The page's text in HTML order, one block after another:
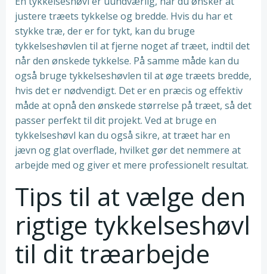
justere træets tykkelse og bredde. Hvis du har et
stykke træ, der er for tykt, kan du bruge
tykkelseshøvlen til at fjerne noget af træet, indtil det
når den ønskede tykkelse. På samme måde kan du
også bruge tykkelseshøvlen til at øge træets bredde,
hvis det er nødvendigt. Det er en præcis og effektiv
måde at opnå den ønskede størrelse på træet, så det
passer perfekt til dit projekt. Ved at bruge en
tykkelseshøvl kan du også sikre, at træet har en
jævn og glat overflade, hvilket gør det nemmere at
arbejde med og giver et mere professionelt resultat.
Tips til at vælge den
rigtige tykkelseshøvl
til dit træarbejde